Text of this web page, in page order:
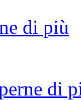
di più
di